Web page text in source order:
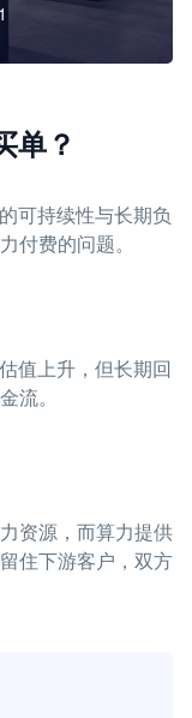
单？
可持续性与长期负
付费的问题。
值上升，但长期回
流。
资源，而算力提供
住下游客户，双方